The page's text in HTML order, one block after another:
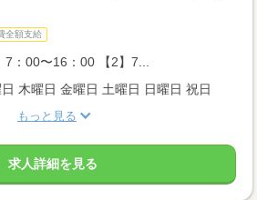
全額支給
7：00〜16：00 【2】7...
木曜日 金曜日 土曜日 日曜日 祝日
もっと見る
求人詳細を見る